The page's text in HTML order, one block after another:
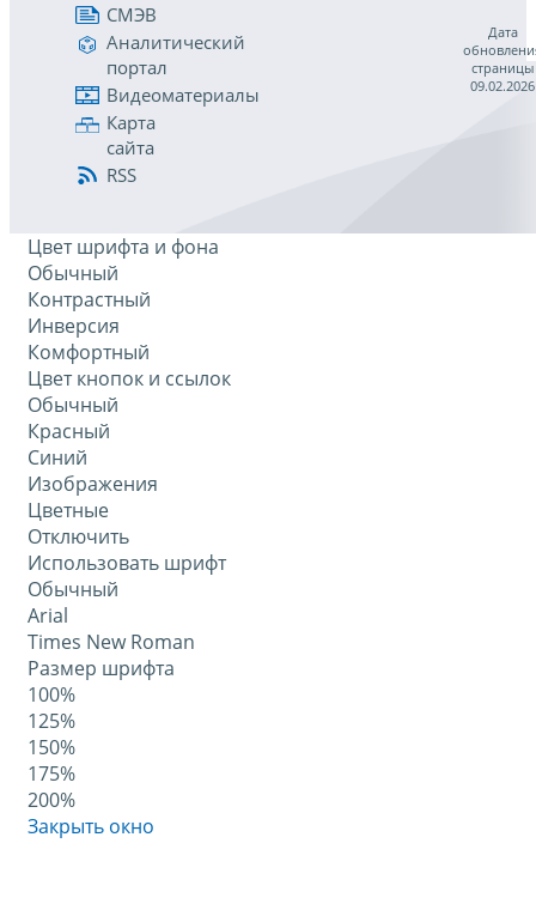
СМЭВ
Аналитический
портал
Видеоматериалы
Карта
сайта
RSS
Дата
страницы
09.02.2026
Цвет шрифта и фона
Обычный
Контрастный
Инверсия
Комфортный
Цвет кнопок и ссылок
Обычный
Красный
Синий
Изображения
Цветные
Отключить
Использовать шрифт
Обычный
Arial
Times New Roman
Размер шрифта
100%
125%
150%
175%
200%
Закрыть окно